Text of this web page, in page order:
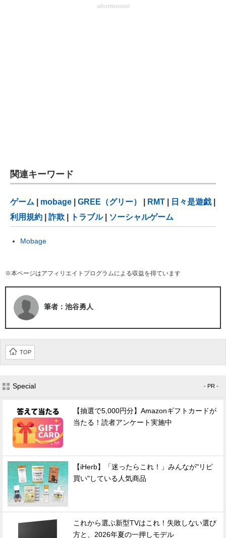
advertisement
関連キーワード
ゲーム mobage GREE（グリー） RMT 日々是遊戯|
利用規約
詐欺 トラブル| ソーシャルゲーム
Mobage
※本ページはアフィリエイトプログラムによる収益を得ています
筆者：池谷勇人
TOP
Special - PR -
【抽選で5,000円分】Amazonギフトカードが
当たる！読者アンケート実施中
【iHerb】「迷ったらこれ！」みんなが"リピ
買い"している人気商品
これから選ぶ新型TVはこれ！失敗しない選び
方と、2026年夏の一押しモデル